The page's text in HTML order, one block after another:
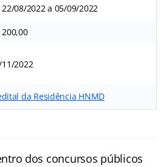
08/2022 a 05/09/2022
200,00
2022
da Residência HNMD
dos concursos públicos